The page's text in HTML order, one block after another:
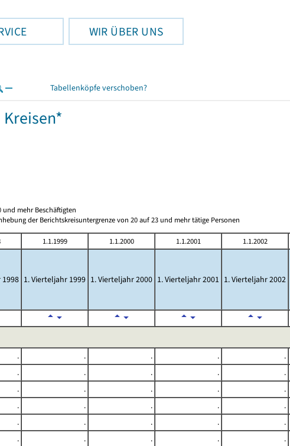
WIR ÜBER UNS
Tabellenköpfe verschoben?
mehr Beschäftigten
der Berichtskreisuntergrenze von 20 auf 23 und mehr tätige Personen
1.1.1999 1.1.2000 1.1.2001 1.1.2002
1. Vierteljahr 1999 1. Vierteljahr 2000 1. Vierteljahr 2001 1. Vierteljahr 2002
. . . .
.
. . . .
.
. . . .
.
. . . .
.
. . . .
.
. . . .
.